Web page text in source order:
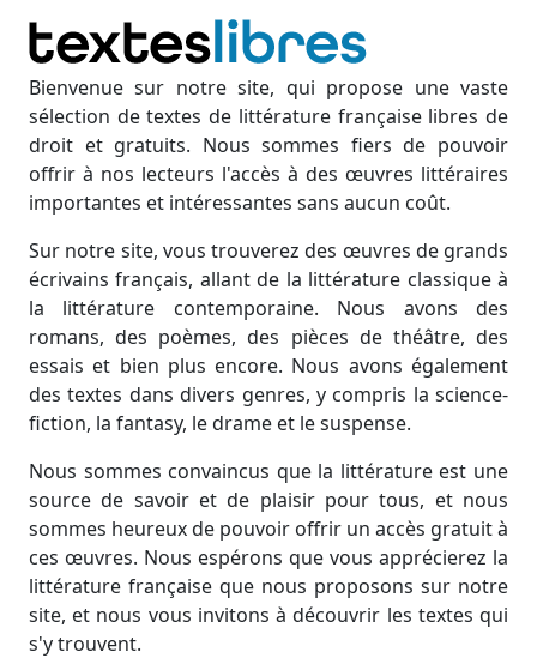
Bienvenue sur notre site, qui propose une vaste
sélection de textes de littérature française libres de
droit et gratuits. Nous sommes fiers de pouvoir
offrir à nos lecteurs l'accès à des œuvres littéraires
importantes et intéressantes sans aucun coût.
Sur notre site, vous trouverez des œuvres de grands
écrivains français, allant de la littérature classique à
la littérature contemporaine. Nous avons des
romans, des poèmes, des pièces de théâtre, des
essais et bien plus encore. Nous avons également
des textes dans divers genres, y compris la science-
fiction, la fantasy, le drame et le suspense.
Nous sommes convaincus que la littérature est une
source de savoir et de plaisir pour tous, et nous
sommes heureux de pouvoir offrir un accès gratuit à
ces œuvres. Nous espérons que vous apprécierez la
littérature française que nous proposons sur notre
site, et nous vous invitons à découvrir les textes qui
s'y trouvent.